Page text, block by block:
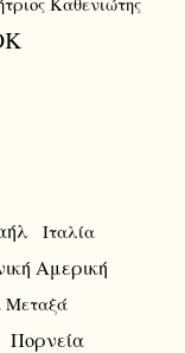
Ιταλία
Αμερική
Μεταξά
Πορνεία